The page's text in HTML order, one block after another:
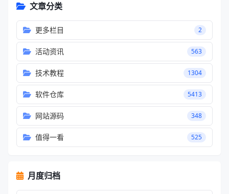
文章分类
更多栏目 2
活动资讯 563
技术教程 1304
软件仓库 5413
网站源码 348
值得一看 525
月度归档